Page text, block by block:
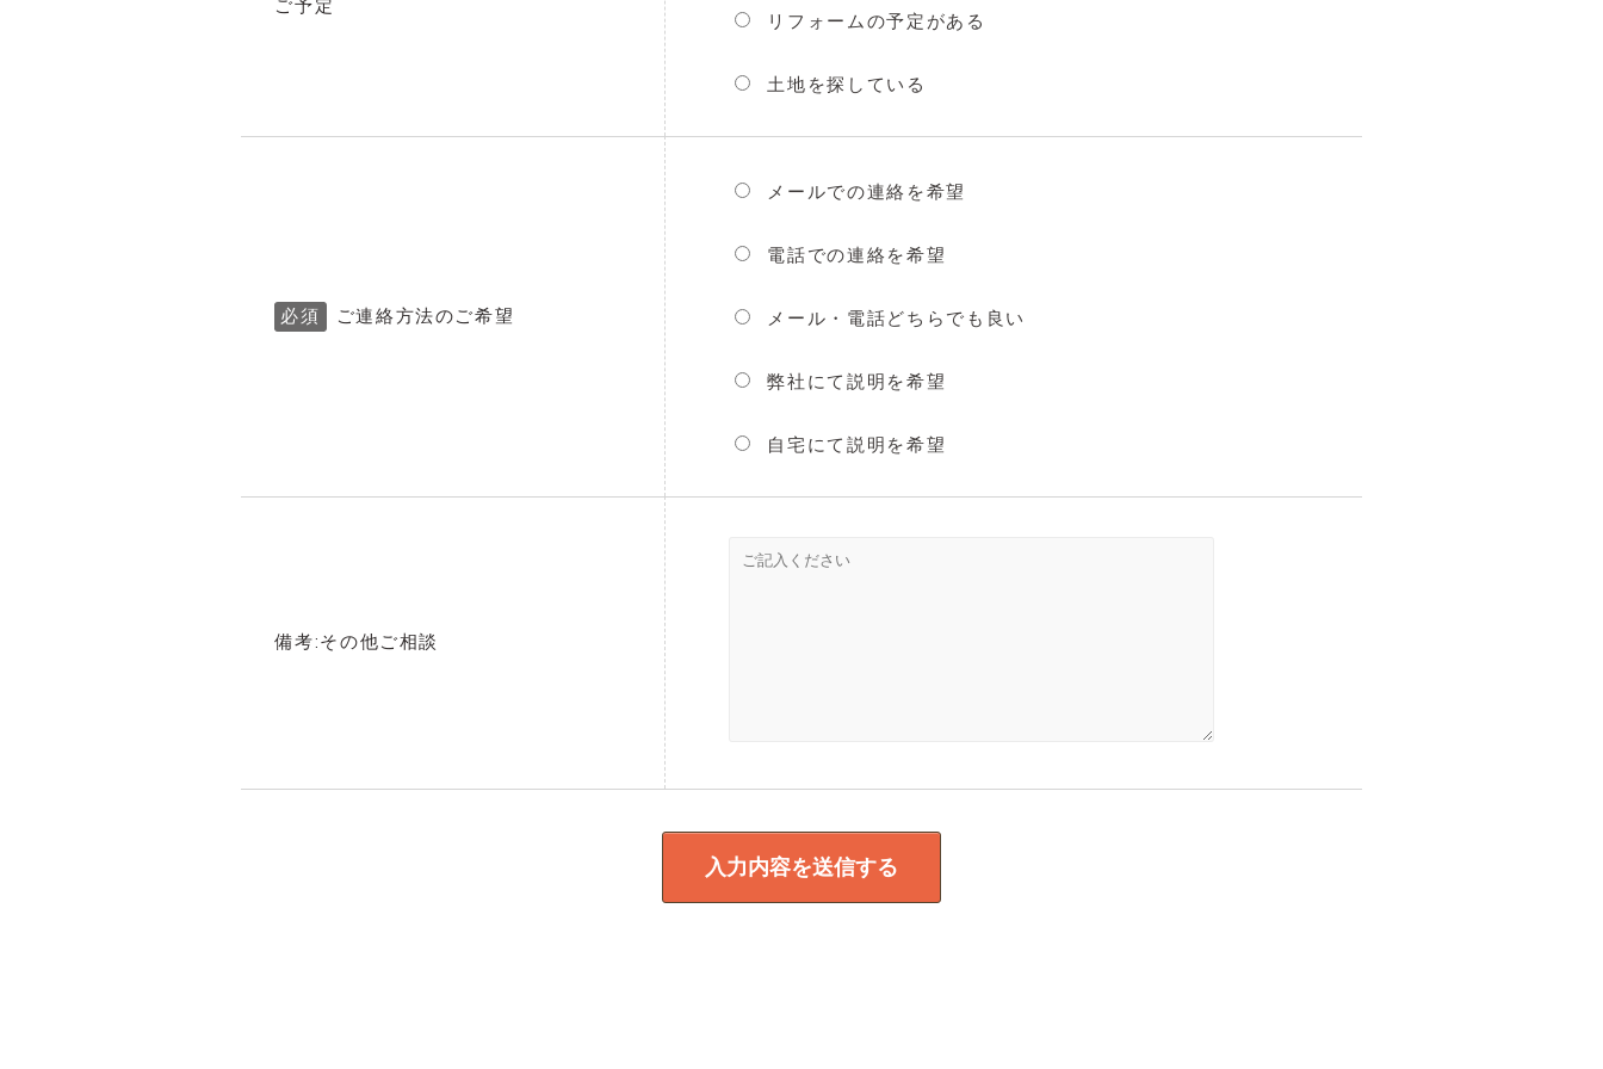
ご予定
リフォームの予定がある
土地を探している
必須 ご連絡方法のご希望
メールでの連絡を希望
電話での連絡を希望
メール・電話どちらでも良い
弊社にて説明を希望
自宅にて説明を希望
備考:その他ご相談